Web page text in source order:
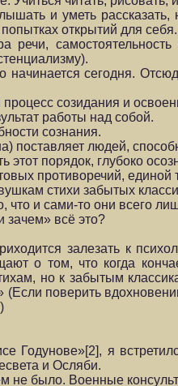
и уметь расска­зать,
попытках открытий для
речи,
сегод­ня.
созидания и
работы над собой.
сознания.
поставляет лю­дей,
порядок, глу­боко
противоречий, единой
стихи забы­тых
что и сами-то они всего
зачем» всё это?
залезать к
о том, что когда
но к забытым
поверить
я
и Осляби.
было. Военные